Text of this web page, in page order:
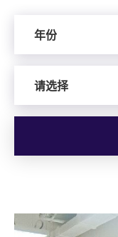
年份
请选择